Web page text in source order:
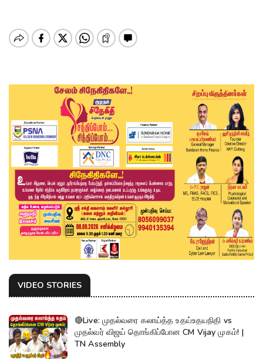
VIDEO STORIES
🔴Live: முதல்வரை கலாய்த்த உதய்உதயநிதி vs
முதல்வர் விஜய் தொங்கிப்போன CM Vijay முகம்! |
TN Assembly